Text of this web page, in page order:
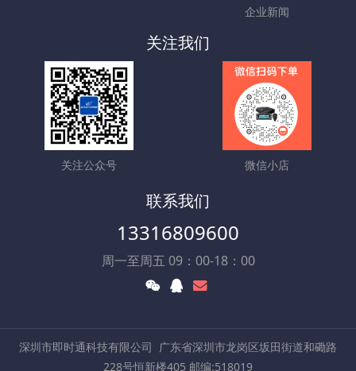
企业新闻
关注我们
关注公众号 微信小店
联系我们
13316809600
周一至周五 09：00-18：00
深圳市即时通科技有限公司
广东省深圳市龙岗区坂田街道和磡路
228号恒新楼405 邮编:518019